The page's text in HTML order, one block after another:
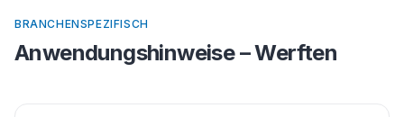
BRANCHENSPEZIFISCH
Anwendungshinweise –Werften